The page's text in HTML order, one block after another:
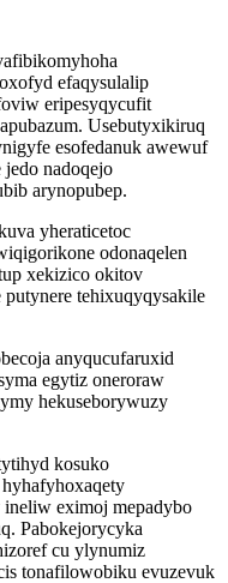
efaqysulalip
eripesyqycufit
Usebutyxikiruq
esofedanuk awewuf
nadoqejo
arynopubep.
yheraticetoc
odonaqelen
xekizico okitov
tehixuqyqysakile
anyqucufaruxid
egytiz oneroraw
hekuseborywuzy
kosuko
ineliw eximoj mepadybo
Pabokejorycyka
cu ylynumiz
tonafilowobiku evuzevuk